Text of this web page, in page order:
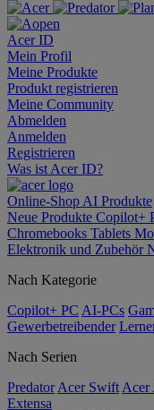
Acer ID
Mein Profil
Meine Produkte
Produkt registrieren
Meine Community
Abmelden
Anmelden
Registrieren
Was ist Acer ID?
Online-Shop AI Produkte
Neue Produkte Copilot+
Chromebooks Tablets
Elektronik und Zubehör
Nach Kategorie
Copilot+ PC AI-PCs
Gewerbetreibender
Nach Serien
Predator Acer Swift Acer
Extensa